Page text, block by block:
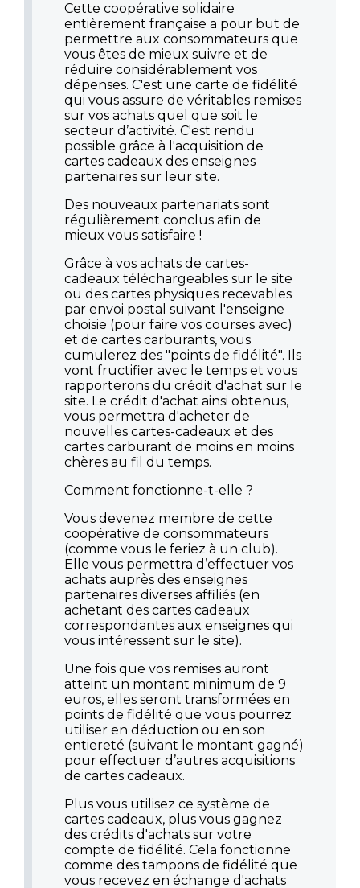
Cette coopérative solidaire
entièrement française a pour but de
permettre aux consommateurs que
vous êtes de mieux suivre et de
réduire considérablement vos
dépenses. C'est une carte de fidélité
qui vous assure de véritables remises
sur vos achats quel que soit le
secteur d’activité. C'est rendu
possible grâce à l'acquisition de
cartes cadeaux des enseignes
partenaires sur leur site.
Des nouveaux partenariats sont
régulièrement conclus afin de
mieux vous satisfaire !
Grâce à vos achats de cartes-
cadeaux téléchargeables sur le site
ou des cartes physiques recevables
par envoi postal suivant l'enseigne
choisie (pour faire vos courses avec)
et de cartes carburants, vous
cumulerez des "points de fidélité". Ils
vont fructifier avec le temps et vous
rapporterons du crédit d'achat sur le
site. Le crédit d'achat ainsi obtenus,
vous permettra d'acheter de
nouvelles cartes-cadeaux et des
cartes carburant de moins en moins
chères au fil du temps.
Comment fonctionne-t-elle ?
Vous devenez membre de cette
coopérative de consommateurs
(comme vous le feriez à un club).
Elle vous permettra d’effectuer vos
achats auprès des enseignes
partenaires diverses affiliés (en
achetant des cartes cadeaux
correspondantes aux enseignes qui
vous intéressent sur le site).
Une fois que vos remises auront
atteint un montant minimum de 9
euros, elles seront transformées en
points de fidélité que vous pourrez
utiliser en déduction ou en son
entiereté (suivant le montant gagné)
pour effectuer d’autres acquisitions
de cartes cadeaux.
Plus vous utilisez ce système de
cartes cadeaux, plus vous gagnez
des crédits d'achats sur votre
compte de fidélité. Cela fonctionne
comme des tampons de fidélité que
vous recevez en échange d'achats